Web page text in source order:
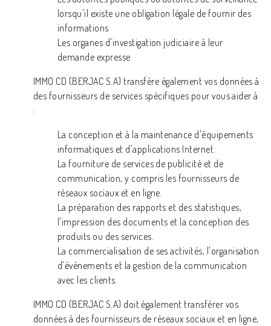
lorsqu'il existe une obligation légale de fournir des
informations
Les organes d'investigation judiciaire à leur
demande expresse
IMMO CD (BERJAC S.A) transfère également vos données à
des fournisseurs de services spécifiques pour vous aider à
:
La conception et à la maintenance d'équipements
informatiques et d'applications Internet.
La fourniture de services de publicité et de
communication, y compris les fournisseurs de
réseaux sociaux et en ligne.
La préparation des rapports et des statistiques,
l'impression des documents et la conception des
produits ou des services.
La commercialisation de ses activités, l'organisation
d'événements et la gestion de la communication
avec les clients.
IMMO CD (BERJAC S.A) doit également transférer vos
données à des fournisseurs de réseaux sociaux et en ligne,